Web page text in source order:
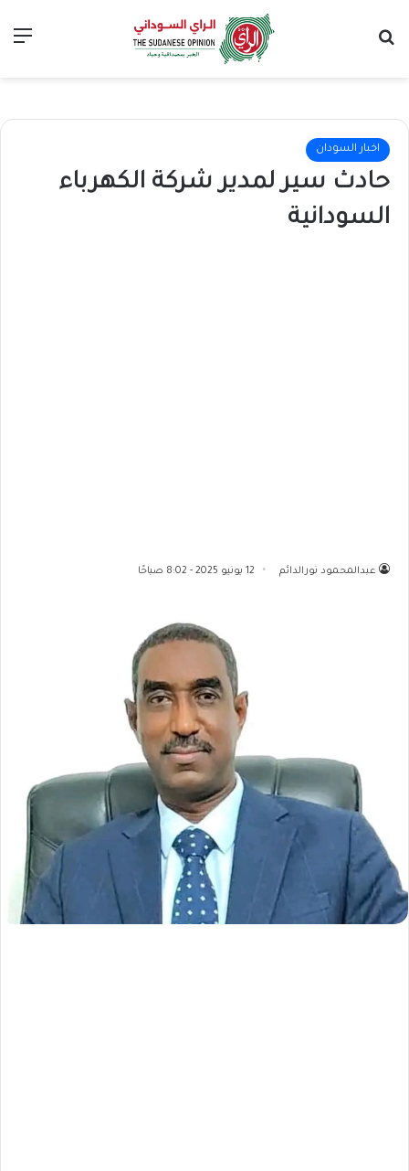
اخبار السودان
حادث سير لمدير شركة الكهرباء
السودانية
عبدالمحمود نورالدائم 12 يونيو 2025 - 8:02 صباحًا